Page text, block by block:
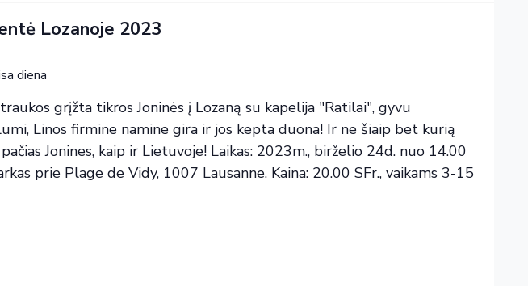
Lozanoje 2023
diena
grįžta tikros Joninės į Lozaną su kapelija "Ratilai", gyvu
Linos firmine namine gira ir jos kepta duona! Ir ne šiaip bet kurią
Jonines, kaip ir Lietuvoje! Laikas: 2023m., birželio 24d. nuo 14.00
prie Plage de Vidy, 1007 Lausanne. Kaina: 20.00 SFr., vaikams 3-15